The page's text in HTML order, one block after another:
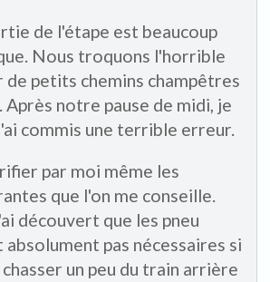
de l'étape est beaucoup
Nous troquons l'horrible
de petits chemins champêtres
Après notre pause de midi, je
commis une terrible erreur.
par moi même les
que l'on me conseille.
découvert que les pneu
absolument pas nécessaires si
un peu du train arrière